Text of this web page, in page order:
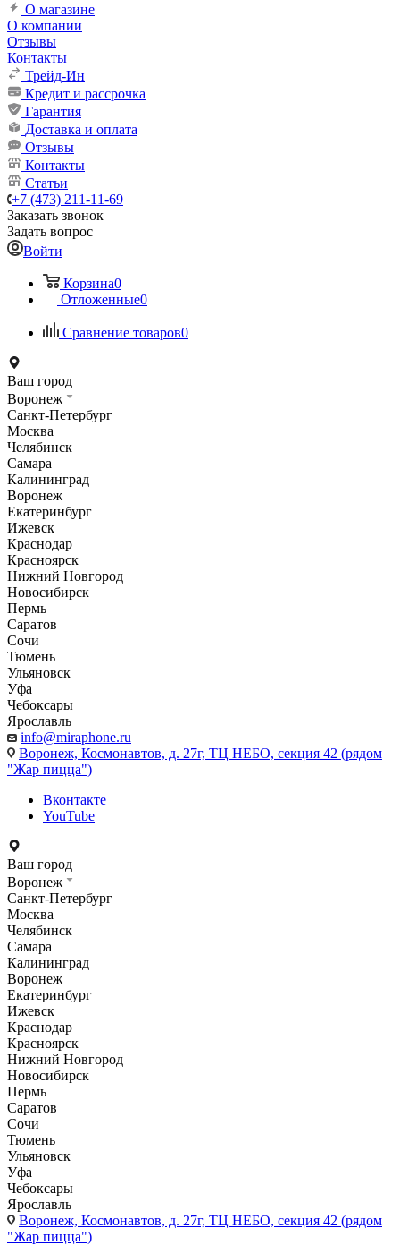
О магазине
О компании
Отзывы
Контакты
Трейд-Ин
Кредит и рассрочка
Гарантия
Доставка и оплата
Отзывы
Контакты
Статьи
+7 (473) 211-11-69
Заказать звонок
Задать вопрос
Войти
Корзина0
Отложенные0
Сравнение товаров0
Ваш город
Воронеж
Санкт-Петербург
Москва
Челябинск
Самара
Калининград
Воронеж
Екатеринбург
Ижевск
Краснодар
Красноярск
Нижний Новгород
Новосибирск
Пермь
Саратов
Сочи
Тюмень
Ульяновск
Уфа
Чебоксары
Ярославль
info@miraphone.ru
Воронеж, Космонавтов, д. 27г, ТЦ НЕБО, секция 42 (рядом
"Жар пицца")
Вконтакте
YouTube
Ваш город
Воронеж
Санкт-Петербург
Москва
Челябинск
Самара
Калининград
Воронеж
Екатеринбург
Ижевск
Краснодар
Красноярск
Нижний Новгород
Новосибирск
Пермь
Саратов
Сочи
Тюмень
Ульяновск
Уфа
Чебоксары
Ярославль
Воронеж, Космонавтов, д. 27г, ТЦ НЕБО, секция 42 (рядом
"Жар пицца")